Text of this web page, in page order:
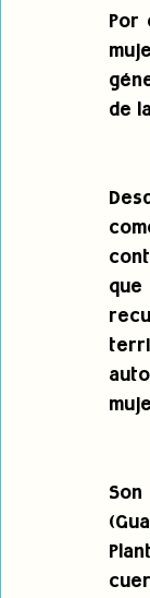
Por
de